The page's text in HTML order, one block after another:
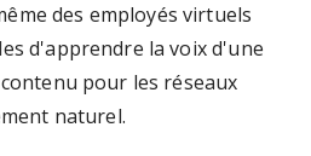
des employés virtuels
d'apprendre la voix d'une
pour les réseaux
naturel.